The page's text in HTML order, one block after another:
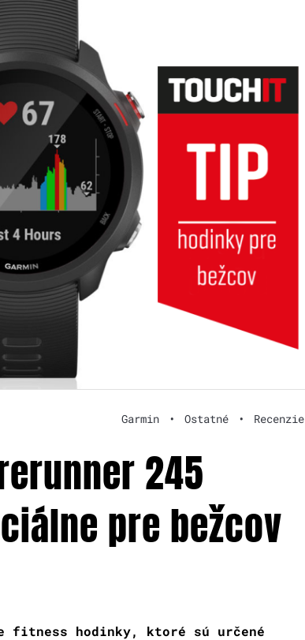
Garmin • Ostatné • Recenzie
245
pre bežcov
fitness hodinky, ktoré sú určené